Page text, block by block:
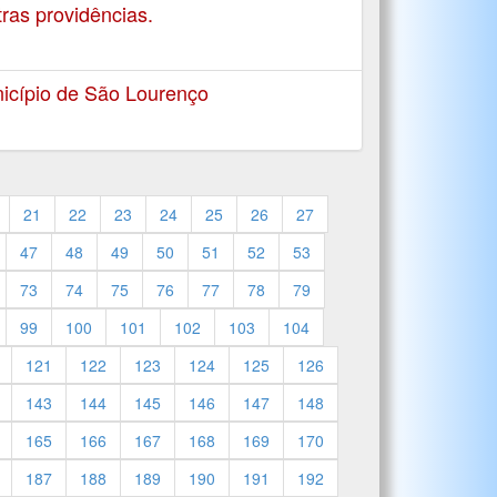
providências.
de São Lourenço
21 22 23 24 25 26
27
47
48 49 50 51 52
53
73
74 75 76 77 78
79
99
100 101 102 103
104
121
122 123 124 125
126
143
144 145 146 147
148
165
166 167 168 169
170
187
188 189 190 191 192